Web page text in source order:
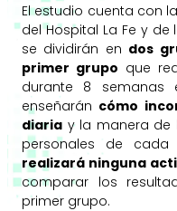
El estudio cuenta con
del Hospital La Fe y de
se dividirán en dos
primer grupo que
durante 8 semanas
enseñarán cómo
diaria y la manera de
personales de cada
realizará ninguna
comparar los
primer grupo.